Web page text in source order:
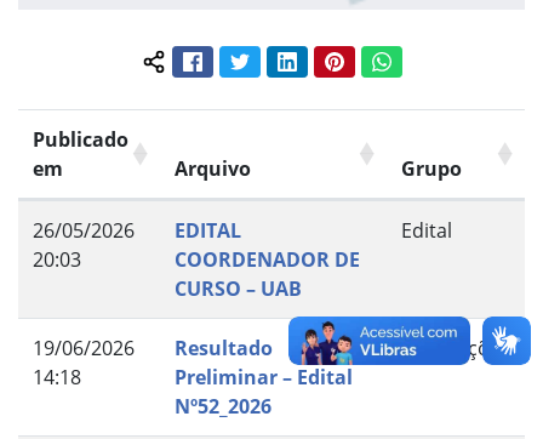
Compartilhar conteúdo:
FacebookTwitterLinkedInPinterestWhatsApp
Publicado
em
Arquivo Grupo
26/05/2026
20:03
EDITAL
COORDENADOR DE
CURSO – UAB
Edital
19/06/2026
14:18
Resultado
Preliminar – Edital
Nº52_2026
Publicações